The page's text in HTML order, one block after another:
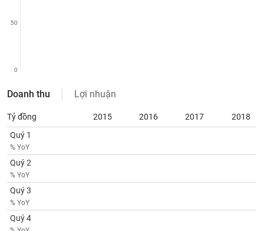
0
50
Doanh thu Lợi nhuận
Tỷ đồng 2015 2016 2017
2018
Quý 1
% YoY
Quý 2
% YoY
Quý 3
% YoY
Quý 4
(-)
phân
(-)
Thuật
ngữ
(-)
Dịch
vụ
(-)